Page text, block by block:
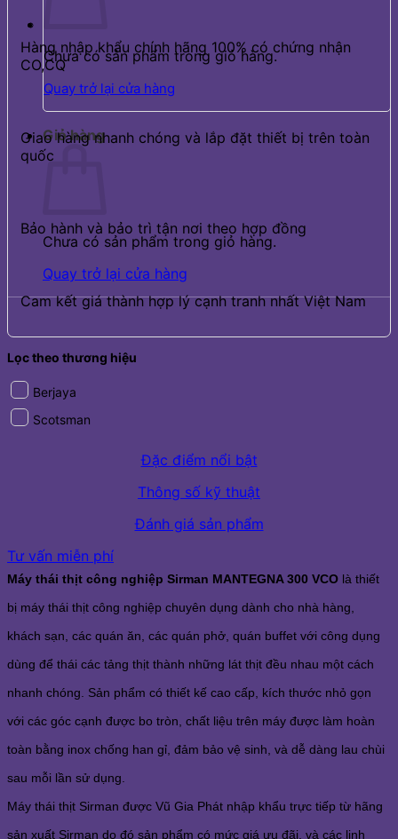
Chưa có sản phẩm trong giỏ hàng.
Quay trở lại cửa hàng
Giỏ hàng
Chưa có sản phẩm trong giỏ hàng.
Quay trở lại cửa hàng
Hàng nhập khẩu chính hãng 100% có chứng nhận
CO,CQ
Giao hàng nhanh chóng và lắp đặt thiết bị trên toàn
quốc
Bảo hành và bảo trì tận nơi theo hợp đồng
Cam kết giá thành hợp lý cạnh tranh nhất Việt Nam
Lọc theo thương hiệu
Berjaya
Scotsman
Đặc điểm nổi bật
Thông số kỹ thuật
Đánh giá sản phẩm
Tư vấn miễn phí
Máy thái thịt công nghiệp Sirman MANTEGNA 300 VCO là thiết
bị máy thái thịt công nghiệp chuyên dụng dành cho nhà hàng,
khách sạn, các quán ăn, các quán phở, quán buffet với công dụng
dùng để thái các tảng thịt thành những lát thịt đều nhau một cách
nhanh chóng. Sản phẩm có thiết kế cao cấp, kích thước nhỏ gọn
với các góc cạnh được bo tròn, chất liệu trên máy được làm hoàn
toàn bằng inox chống han gỉ, đảm bảo vệ sinh, và dễ dàng lau chùi
sau mỗi lần sử dụng.
Máy thái thịt Sirman được Vũ Gia Phát nhập khẩu trực tiếp từ hãng
sản xuất Sirman do đó sản phẩm có mức giá ưu đãi, và các linh